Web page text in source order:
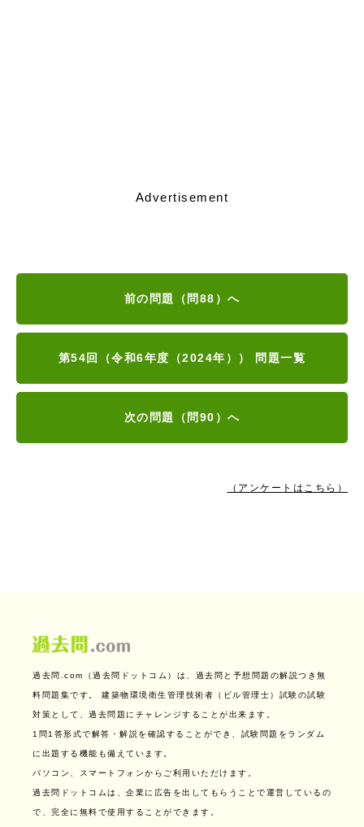
Advertisement
前の問題（問88）へ
第54回（令和6年度（2024年）） 問題一覧
次の問題（問90）へ
（アンケートはこちら）
過去問.com（過去問ドットコム）は、過去問と予想問題の解説つき無
料問題集です。 建築物環境衛生管理技術者（ビル管理士）試験の試験
対策として、過去問題にチャレンジすることが出来ます。
1問1答形式で解答・解説を確認することができ、試験問題をランダム
に出題する機能も備えています。
パソコン、スマートフォンからご利用いただけます。
過去問ドットコムは、企業に広告を出してもらうことで運営しているの
で、完全に無料で使用することができます。